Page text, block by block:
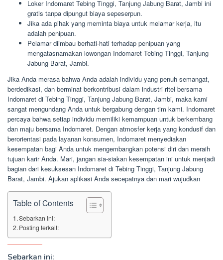
Loker Indomaret Tebing Tinggi, Tanjung Jabung Barat, Jambi ini
gratis tanpa dipungut biaya sepeserpun.
Jika ada pihak yang meminta biaya untuk melamar kerja, itu
adalah penipuan.
Pelamar diimbau berhati-hati terhadap penipuan yang
mengatasnamakan lowongan Indomaret Tebing Tinggi, Tanjung
Jabung Barat, Jambi.
Jika Anda merasa bahwa Anda adalah individu yang penuh semangat,
berdedikasi, dan berminat berkontribusi dalam industri ritel bersama
Indomaret di Tebing Tinggi, Tanjung Jabung Barat, Jambi, maka kami
sangat mengundang Anda untuk bergabung dengan tim kami. Indomaret
percaya bahwa setiap individu memiliki kemampuan untuk berkembang
dan maju bersama Indomaret. Dengan atmosfer kerja yang kondusif dan
berorientasi pada layanan konsumen, Indomaret menyediakan
kesempatan bagi Anda untuk mengembangkan potensi diri dan meraih
tujuan karir Anda. Mari, jangan sia-siakan kesempatan ini untuk menjadi
bagian dari kesuksesan Indomaret di Tebing Tinggi, Tanjung Jabung
Barat, Jambi. Ajukan aplikasi Anda secepatnya dan mari wujudkan
Table of Contents
Sebarkan ini:
Posting terkait:
Sebarkan ini: